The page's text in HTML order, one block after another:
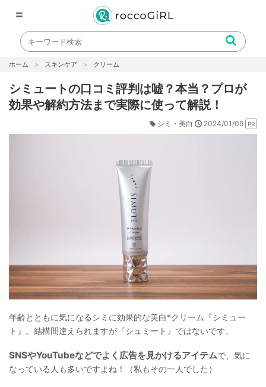
〓
ホーム スキンケア クリーム
シミュートの口コミ評判は嘘？本当？プロが
効果や解約方法まで実際に使って解説！
シミ・美白 2024/01/09
年齢とともに気になるシミに効果的な美白*クリーム『シミュー
ト』。結構間違えられますが『シュミート』ではないです。
SNSやYouTubeなどでよく広告を見かけるアイテムで、気に
なっている人も多いですよね！（私もその一人でした）